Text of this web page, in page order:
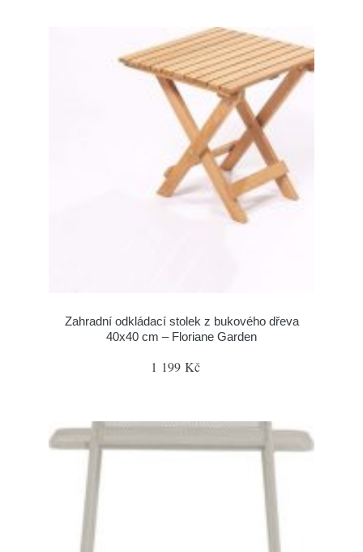
Zahradní odkládací stolek z bukového dřeva
40x40 cm – Floriane Garden
1 199 Kč